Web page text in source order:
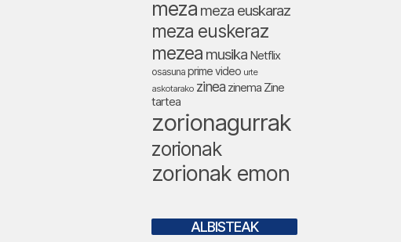
meza meza euskaraz
meza euskeraz
mezea musika Netflix
osasuna prime video urte
askotarako zinea zinema Zine
tartea
zorionagurrak
zorionak
zorionak emon
ALBISTEAK